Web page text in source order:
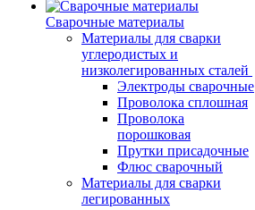
Сварочные материалы
Материалы для сварки
углеродистых и
низколегированных сталей
Электроды сварочные
Проволока сплошная
Проволока
порошковая
Прутки присадочные
Флюс сварочный
Материалы для сварки
легированных